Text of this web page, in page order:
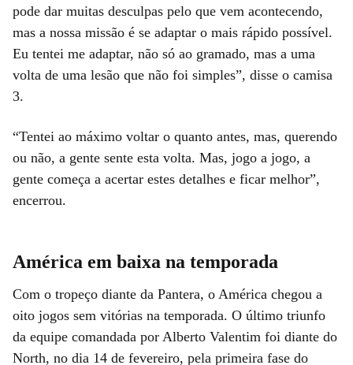
pode dar muitas desculpas pelo que vem acontecendo,
mas a nossa missão é se adaptar o mais rápido possível.
Eu tentei me adaptar, não só ao gramado, mas a uma
volta de uma lesão que não foi simples”, disse o camisa
3.
“Tentei ao máximo voltar o quanto antes, mas, querendo
ou não, a gente sente esta volta. Mas, jogo a jogo, a
gente começa a acertar estes detalhes e ficar melhor”,
encerrou.
América em baixa na temporada
Com o tropeço diante da Pantera, o América chegou a
oito jogos sem vitórias na temporada. O último triunfo
da equipe comandada por Alberto Valentim foi diante do
North, no dia 14 de fevereiro, pela primeira fase do